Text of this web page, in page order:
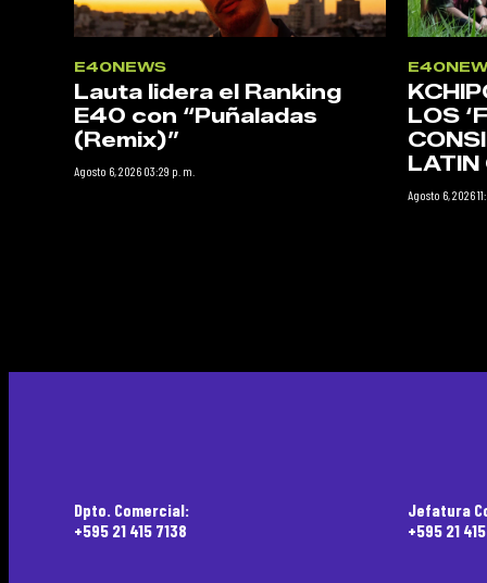
E40NEWS
Lauta lidera el Ranking
E40 con “Puñaladas
(Remix)”
Agosto 6, 2026 03:29 p. m.
LOS
LATIN
Agosto 6, 2026
Dpto. Comercial:
+595 21 415 7138
Jefatura
+595 21